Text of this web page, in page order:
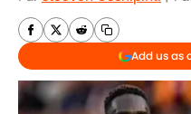
Add us as